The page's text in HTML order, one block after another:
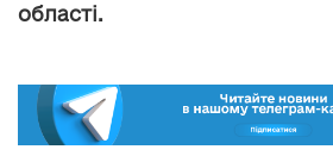
області.